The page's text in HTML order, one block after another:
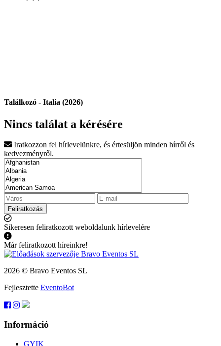
Találkozó - Italia (2026)
Nincs találat a kérésére
Iratkozzon fel hírlevelünkre, és értesüljön minden hírről és
kedvezményről.
Feliratkozás
Sikeresen feliratkozott weboldalunk hírlevelére
Már feliratkozott híreinkre!
2026 © Bravo Eventos SL
Fejlesztette EventoBot
Információ
GYIK